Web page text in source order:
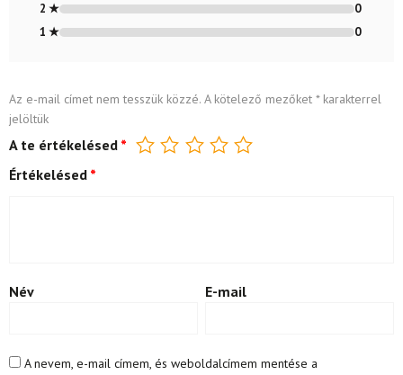
2 ★
0
1 ★
0
Az e-mail címet nem tesszük közzé. A kötelező mezőket *karakterrel
jelöltük
A te értékelésed *
Értékelésed *
Név E-mail
A nevem, e-mail címem, és weboldalcímem mentése a